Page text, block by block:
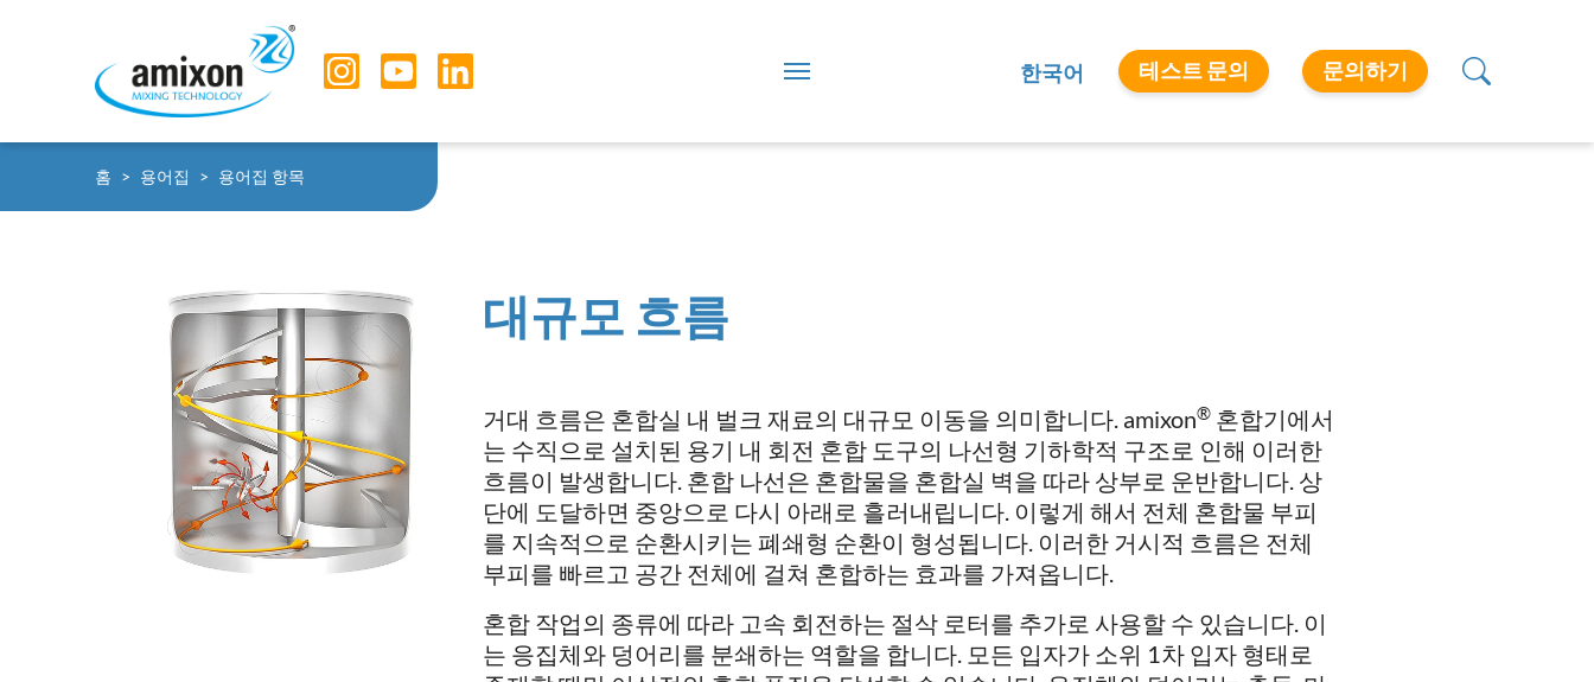
한국어 테스트 문의 문의하기
You are here:
홈 용어집 용어집 항목
대규모 흐름
거대 흐름은 혼합실 내 벌크 재료의 대규모 이동을 의미합니다. amixon® 혼합기에서
는 수직으로 설치된 용기 내 회전 혼합 도구의 나선형 기하학적 구조로 인해 이러한
흐름이 발생합니다. 혼합 나선은 혼합물을 혼합실 벽을 따라 상부로 운반합니다. 상
단에 도달하면 중앙으로 다시 아래로 흘러내립니다. 이렇게 해서 전체 혼합물 부피
를 지속적으로 순환시키는 폐쇄형 순환이 형성됩니다. 이러한 거시적 흐름은 전체
부피를 빠르고 공간 전체에 걸쳐 혼합하는 효과를 가져옵니다.
혼합 작업의 종류에 따라 고속 회전하는 절삭 로터를 추가로 사용할 수 있습니다. 이
는 응집체와 덩어리를 분쇄하는 역할을 합니다. 모든 입자가 소위 1차 입자 형태로